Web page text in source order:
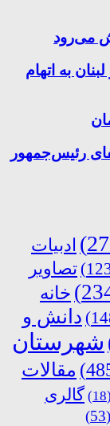
می‌رود
به اتهام
رئیس‌جمهور
ادبیات
تصاویر
خانه
دانش و
شهرستان
مقالات
(18)
گالری
(53)